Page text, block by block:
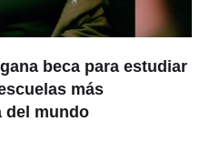
beca para estudiar
más
del mundo